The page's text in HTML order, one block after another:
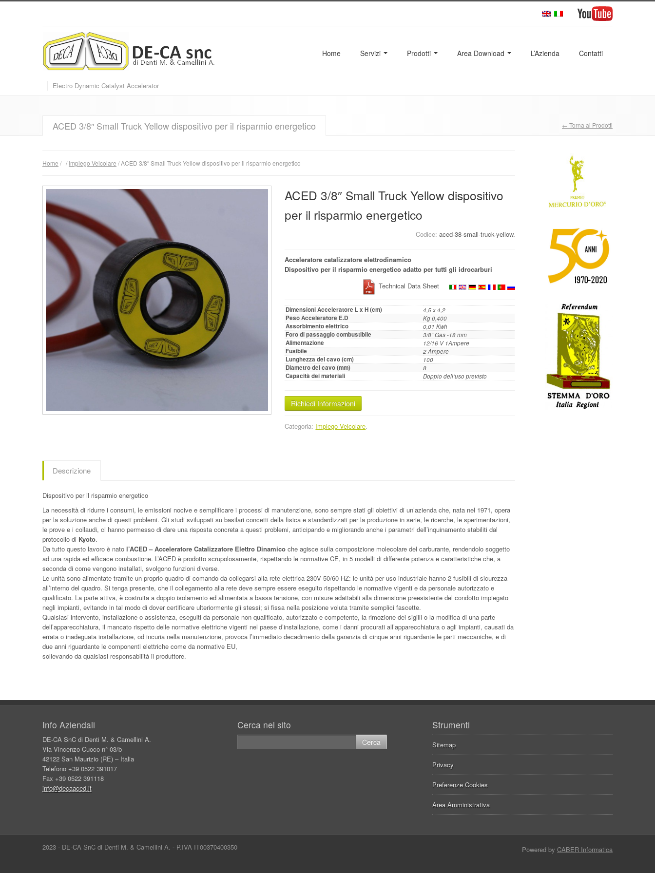
Electro Dynamic Catalyst Accelerator
Home Servizi Prodotti Area Download L’Azienda Contatti
ACED 3/8″ Small Truck Yellow dispositivo per il risparmio energetico ← Torna ai Prodotti
Home / /Impiego Veicolare / ACED 3/8″ Small Truck Yellow dispositivo per il risparmio energetico
ACED 3/8″ Small Truck Yellow dispositivo
per il risparmio energetico
Codice: aced-38-small-truck-yellow.
Acceleratore catalizzatore elettrodinamico
Dispositivo per il risparmio energetico adatto per tutti gli idrocarburi
Technical Data Sheet
Dimensioni Acceleratore L x H (cm) 4,5 x 4,2
Peso Acceleratore E.D Kg 0,400
Assorbimento elettrico 0,01 Kwh
Foro di passaggio combustibile 3/8″ Gas -18 mm
Alimentazione 12/16 V 1Ampere
Fusibile 2 Ampere
Lunghezza del cavo (cm) 100
Diametro del cavo (mm) 8
Capacità dei materiali Doppio dell’uso previsto
Richiedi Informazioni
Categoria: Impiego Veicolare.
Descrizione
Dispositivo per il risparmio energetico
La necessità di ridurre i consumi, le emissioni nocive e semplificare i processi di manutenzione, sono sempre stati gli obiettivi di un’azienda che, nata nel 1971, opera
per la soluzione anche di questi problemi. Gli studi sviluppati su basilari concetti della fisica e standardizzati per la produzione in serie, le ricerche, le sperimentazioni,
le prove e i collaudi, ci hanno permesso di dare una risposta concreta a questi problemi, anticipando e migliorando anche i parametri dell’inquinamento stabiliti dal
protocollo di Kyoto.
Da tutto questo lavoro è nato l’ACED – Acceleratore Catalizzatore Elettro Dinamico che agisce sulla composizione molecolare del carburante, rendendolo soggetto
ad una rapida ed efficace combustione. L’ACED è prodotto scrupolosamente, rispettando le normative CE, in 5 modelli di differente potenza e caratteristiche che, a
seconda di come vengono installati, svolgono funzioni diverse.
Le unità sono alimentate tramite un proprio quadro di comando da collegarsi alla rete elettrica 230V 50/60 HZ: le unità per uso industriale hanno 2 fusibili di sicurezza
all’interno del quadro. Si tenga presente, che il collegamento alla rete deve sempre essere eseguito rispettando le normative vigenti e da personale autorizzato e
qualificato. La parte attiva, è costruita a doppio isolamento ed alimentata a bassa tensione, con misure adattabili alla dimensione preesistente del condotto impiegato
negli impianti, evitando in tal modo di dover certificare ulteriormente gli stessi; si fissa nella posizione voluta tramite semplici fascette.
Qualsiasi intervento, installazione o assistenza, eseguiti da personale non qualificato, autorizzato e competente, la rimozione dei sigilli o la modifica di una parte
dell’apparecchiatura, il mancato rispetto delle normative elettriche vigenti nel paese d’installazione, come i danni procurati all’apparecchiatura o agli impianti, causati da
errata o inadeguata installazione, od incuria nella manutenzione, provoca l’immediato decadimento della garanzia di cinque anni riguardante le parti meccaniche, e di
due anni riguardante le componenti elettriche come da normative EU,
sollevando da qualsiasi responsabilità il produttore.
Info Aziendali
DE-CA SnC di Denti M. & Camellini A.
Via Vincenzo Cuoco n° 03/b
42122 San Maurizio (RE) – Italia
Telefono +39 0522 391017
Fax +39 0522 391118
info@decaaced.it
Cerca nel sito Strumenti
Sitemap
Privacy
Preferenze Cookies
Area Amministrativa
2023 - DE-CA SnC di Denti M. & Camellini A. - P.IVA IT00370400350 Powered by CABER Informatica